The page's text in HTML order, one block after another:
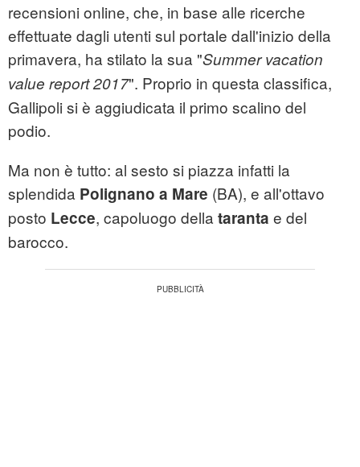
recensioni online, che, in base alle ricerche
effettuate dagli utenti sul portale dall'inizio della
primavera, ha stilato la sua "Summer vacation
value report 2017". Proprio in questa classifica,
Gallipoli si è aggiudicata il primo scalino del
podio.
Ma non è tutto: al sesto si piazza infatti la
splendida Polignano a Mare (BA), e all'ottavo
posto Lecce, capoluogo della taranta e del
barocco.